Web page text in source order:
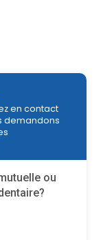
en contact
demandons
ou